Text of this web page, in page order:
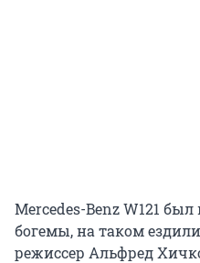
Mercedes-Benz W121
богемы, на таком
режиссер Альфред